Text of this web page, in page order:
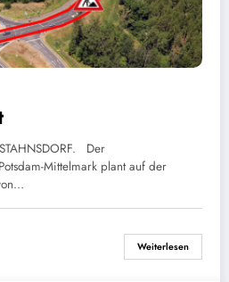
Der
Mittelmark plant auf der
Weiterlesen